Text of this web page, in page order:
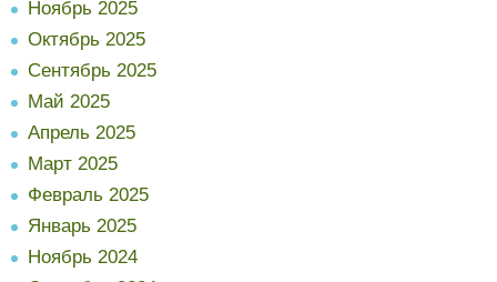
Ноябрь 2025
Октябрь 2025
Сентябрь 2025
Май 2025
Апрель 2025
Март 2025
Февраль 2025
Январь 2025
Ноябрь 2024